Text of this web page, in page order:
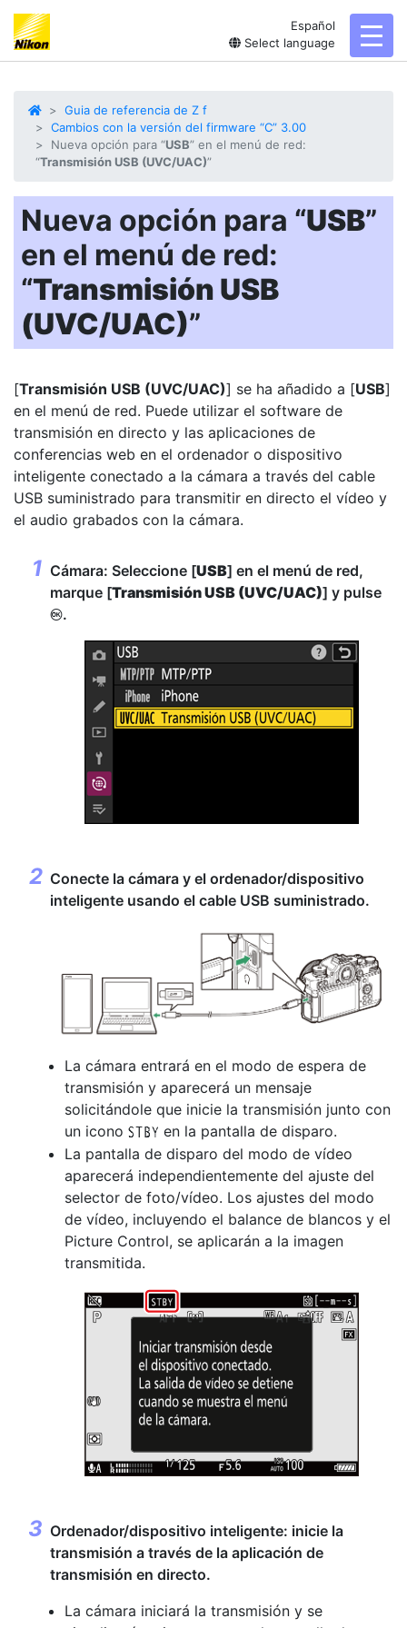
Español
Select language
Guia de referencia de Z f
Cambios con la versión del firmware “C” 3.00
Nueva opción para “USB” en el menú de red:
“Transmisión USB (UVC/UAC)”
Nueva opción para “USB”
en el menú de red:
“Transmisión USB
(UVC/UAC)”
[Transmisión USB (UVC/UAC)] se ha añadido a [USB]
en el menú de red. Puede utilizar el software de
transmisión en directo y las aplicaciones de
conferencias web en el ordenador o dispositivo
inteligente conectado a la cámara a través del cable
USB suministrado para transmitir en directo el vídeo y
el audio grabados con la cámara.
Cámara: Seleccione [USB] en el menú de red,
marque [Transmisión USB (UVC/UAC)] y pulse
J.
Conecte la cámara y el ordenador/dispositivo
inteligente usando el cable USB suministrado.
La cámara entrará en el modo de espera de
transmisión y aparecerá un mensaje
solicitándole que inicie la transmisión junto con
un icono u en la pantalla de disparo.
La pantalla de disparo del modo de vídeo
aparecerá independientemente del ajuste del
selector de foto/vídeo. Los ajustes del modo
de vídeo, incluyendo el balance de blancos y el
Picture Control, se aplicarán a la imagen
transmitida.
Ordenador/dispositivo inteligente: inicie la
transmisión a través de la aplicación de
transmisión en directo.
La cámara iniciará la transmisión y se